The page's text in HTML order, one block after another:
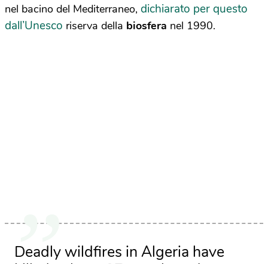
nel bacino del Mediterraneo, dichiarato per questo
dall’Unesco riserva della biosfera nel 1990.
Deadly wildfires in Algeria have